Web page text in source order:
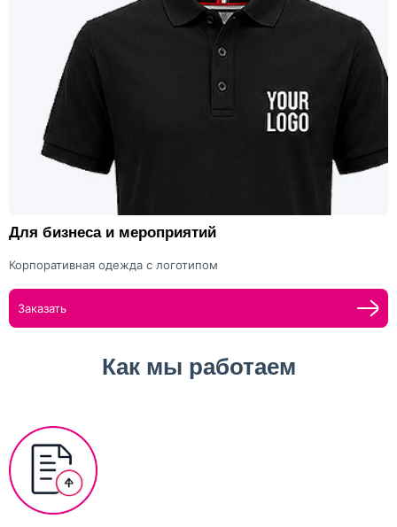
Для бизнеса и мероприятий
Корпоративная одежда с логотипом
Заказать
Как мы работаем